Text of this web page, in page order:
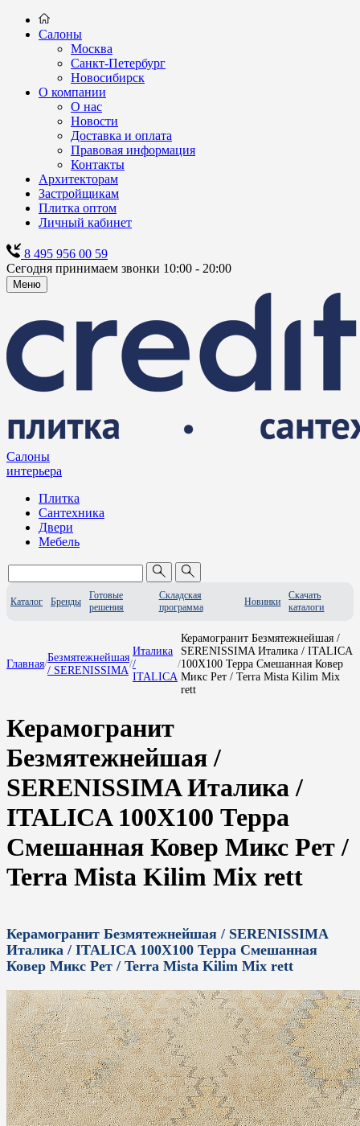
Салоны
Москва
Санкт-Петербург
Новосибирск
О компании
О нас
Новости
Доставка и оплата
Правовая информация
Контакты
Архитекторам
Застройщикам
Плитка оптом
Личный кабинет
8 495 956 00 59
Сегодня принимаем звонки 10:00 - 20:00
Меню
Салоны
интерьера
Плитка
Сантехника
Двери
Мебель
Каталог Бренды
Готовые
решения
Складская
программа
Новинки
Скачать
каталоги
Главная/
Безмятежнейшая
/ SERENISSIMA
/
Италика
/
ITALICA
/
Керамогранит Безмятежнейшая /
SERENISSIMA Италика / ITALICA
100X100 Терра Смешанная Ковер
Микс Рет / Terra Mista Kilim Mix
rett
Керамогранит
Безмятежнейшая /
SERENISSIMA Италика /
ITALICA 100X100 Терра
Смешанная Ковер Микс Рет /
Terra Mista Kilim Mix rett
Керамогранит Безмятежнейшая / SERENISSIMA
Италика / ITALICA 100X100 Терра Смешанная
Ковер Микс Рет / Terra Mista Kilim Mix rett